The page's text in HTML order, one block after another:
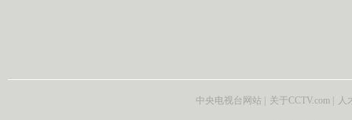
中央电视台网站 关于CCTV.com 人